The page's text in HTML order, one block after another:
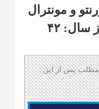
و مونترال
با طوفان شدید در داغ‌ترین روز سال: ۴۲
مطلب پس از این